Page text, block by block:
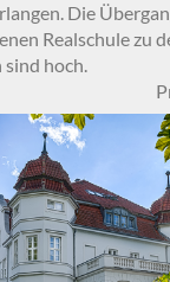
Die
Realschule zu
sind hoch.